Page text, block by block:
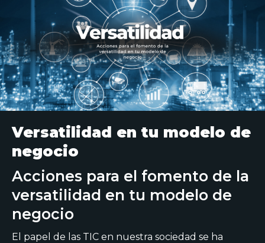
Versatilidad en tu modelo de
negocio
Acciones para el fomento de la
versatilidad en tu modelo de
negocio
El papel de las TIC en nuestra sociedad se ha